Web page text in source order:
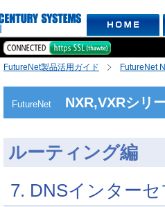
FutureNet製品活用ガイド FutureNet
FutureNet NXR,VXRシリ
ルーティング編
7. DNSインター